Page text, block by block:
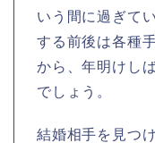
いう間に過ぎて
する前後は各種
から、年明けし
でしょう。
結婚相手を見つ